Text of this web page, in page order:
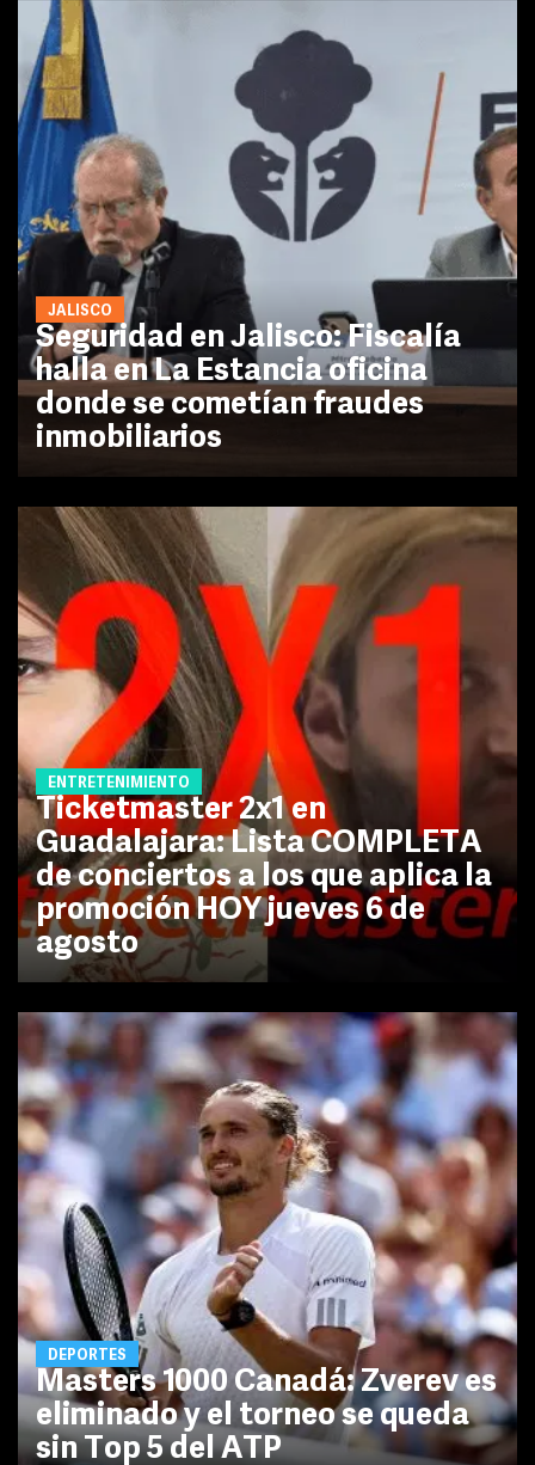
JALISCO
Seguridad en Jalisco: Fiscalía
halla en La Estancia oficina
donde se cometían fraudes
inmobiliarios
ENTRETENIMIENTO
Ticketmaster 2x1 en
Guadalajara: Lista COMPLETA
de conciertos a los que aplica la
promoción HOY jueves 6 de
agosto
DEPORTES
Masters 1000 Canadá: Zverev es
eliminado y el torneo se queda
sin Top 5 del ATP